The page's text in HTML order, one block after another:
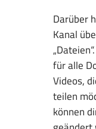
Darüber
Kanal
für alle
Videos,
teilen
können